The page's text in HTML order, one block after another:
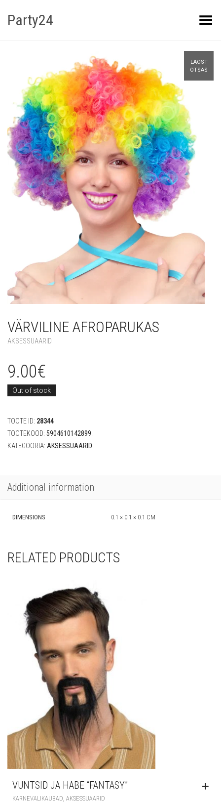
Party24 Kuva menüü
LAOST
OTSAS
VÄRVILINE AFROPARUKAS
AKSESSUAARID
9.00€
Out of stock
TOOTE ID: 28344
TOOTEKOOD: 5904610142899
KATEGOORIA: AKSESSUAARID
Additional information
DIMENSIONS 0.1 × 0.1 × 0.1 CM
RELATED PRODUCTS
VUNTSID JA HABE “FANTASY”
KARNEVALIKAUBAD, AKSESSUAARID